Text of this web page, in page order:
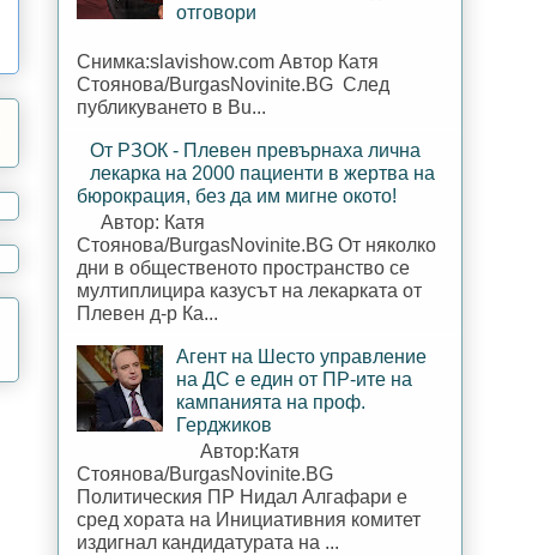
отговори
Снимка:slavishow.com Автор Катя
Стоянова/BurgasNovinite.BG След
публикуването в Bu...
От РЗОК - Плевен превърнаха лична
лекарка на 2000 пациенти в жертва на
бюрокрация, без да им мигне окото!
Автор: Катя
Стоянова/BurgasNovinite.BG От няколко
дни в общественото пространство се
мултиплицира казусът на лекарката от
Плевен д-р Ка...
Агент на Шесто управление
на ДС е един от ПР-ите на
кампанията на проф.
Герджиков
Автор:Катя
Стоянова/BurgasNovinite.BG
Политическия ПР Нидал Алгафари е
сред хората на Инициативния комитет
издигнал кандидатурата на ...